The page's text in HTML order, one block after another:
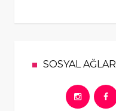
SOSYAL AĞLAR